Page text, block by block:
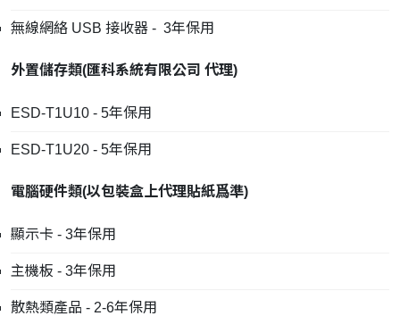
無線網絡 USB 接收器 - 3年保用
外置儲存類(匯科系統有限公司 代理)
ESD-T1U10 - 5年保用
ESD-T1U20 - 5年保用
電腦硬件類(以包裝盒上代理貼紙爲準)
顯示卡 - 3年保用
主機板 - 3年保用
散熱類產品 - 2-6年保用